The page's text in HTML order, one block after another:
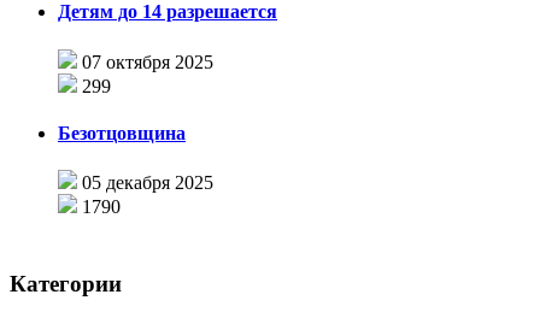
Детям до 14 разрешается
07 октября 2025
299
Безотцовщина
05 декабря 2025
1790
Категории